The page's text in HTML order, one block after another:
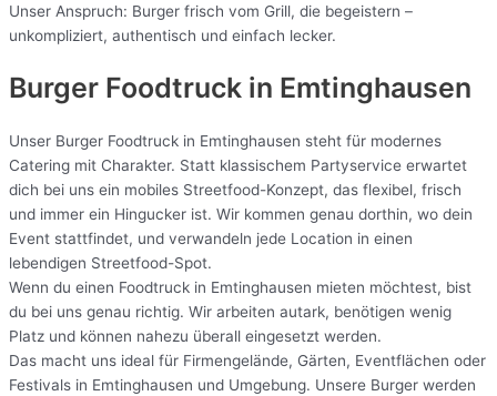
Unser Anspruch: Burger frisch vom Grill, die begeistern –
unkompliziert, authentisch und einfach lecker.
Burger Foodtruck in Emtinghausen
Unser Burger Foodtruck in Emtinghausen steht für modernes
Catering mit Charakter. Statt klassischem Partyservice erwartet
dich bei uns ein mobiles Streetfood-Konzept, das flexibel, frisch
und immer ein Hingucker ist. Wir kommen genau dorthin, wo dein
Event stattfindet, und verwandeln jede Location in einen
lebendigen Streetfood-Spot.
Wenn du einen Foodtruck in Emtinghausen mieten möchtest, bist
du bei uns genau richtig. Wir arbeiten autark, benötigen wenig
Platz und können nahezu überall eingesetzt werden.
Das macht uns ideal für Firmengelände, Gärten, Eventflächen oder
Festivals in Emtinghausen und Umgebung. Unsere Burger werden